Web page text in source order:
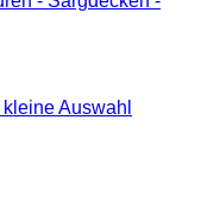
Auswahl